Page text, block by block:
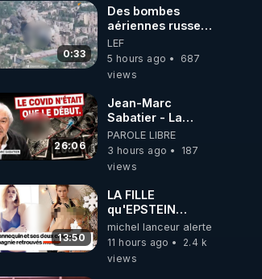
07.08.2026.
0:33
Des bombes
aériennes russes
anéantissent les
centres de
contrôle de
brigades
ukrainienne
LEF
5 hours ago
687
views
26:06
Jean-Marc
Sabatier - La
Covid-19 n'a été
que le début -
L'ARN messager
PAROLE LIBRE
3 hours ago
187
views
13:50
LA FILLE
qu'EPSTEIN
VOULAIT CACHER
michel lanceur alerte
11 hours ago
2.4 k
views